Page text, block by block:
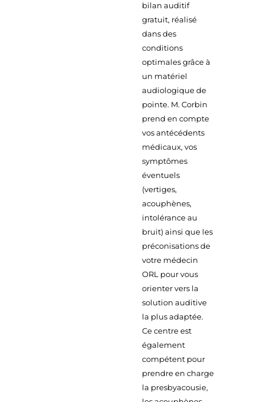
bilan auditif
gratuit, réalisé
dans des
conditions
optimales grâce à
un matériel
audiologique de
pointe. M. Corbin
prend en compte
vos antécédents
médicaux, vos
symptômes
éventuels
(vertiges,
acouphènes,
intolérance au
bruit) ainsi que les
préconisations de
votre médecin
ORL pour vous
orienter vers la
solution auditive
la plus adaptée.
Ce centre est
également
compétent pour
prendre en charge
la presbyacousie,